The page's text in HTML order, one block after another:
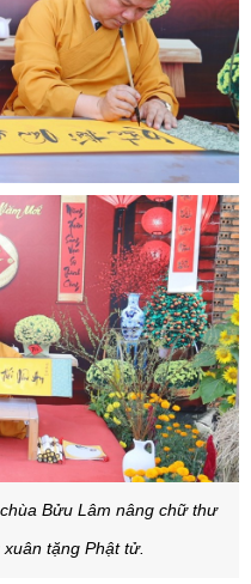
Bửu Lâm nâng chữ thư
tặng Phật tử.